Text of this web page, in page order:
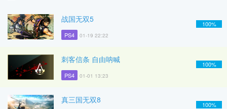
战国无双5
PS4 01-19 22:22
100%
刺客信条 自由呐喊
PS4 01-01 13:23
100%
真三国无双8 100%